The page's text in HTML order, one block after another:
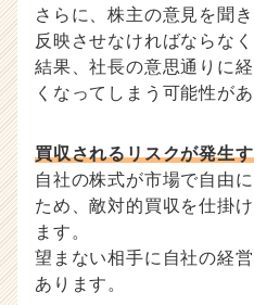
さらに、株主の意見を聞
反映させなければならなく
結果、社長の意思通りに
くなってしまう可能性があ
買収されるリスクが発生
自社の株式が市場で自由
ため、敵対的買収を仕掛
ます。
望まない相手に自社の経
あります。